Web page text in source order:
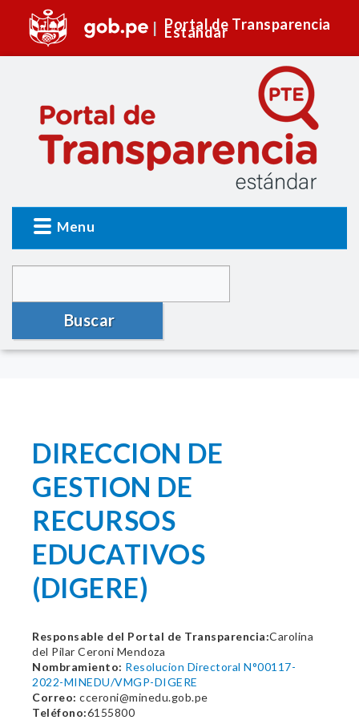
Portal de Transparencia
Estándar
Menu
Buscar
DIRECCION DE
GESTION DE
RECURSOS
EDUCATIVOS
(DIGERE)
Responsable del Portal de Transparencia:Carolina
del Pilar Ceroni Mendoza
Nombramiento: Resolucion Directoral N°00117-
2022-MINEDU/VMGP-DIGERE
Correo: cceroni@minedu.gob.pe
Teléfono:6155800